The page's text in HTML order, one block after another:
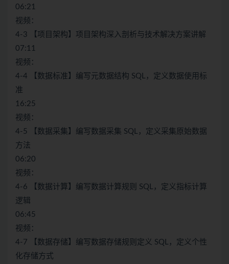
06:21
视频：
4-3 【项目架构】项目架构深入剖析与技术解决方案讲解
07:11
视频：
4-4 【数据标准】编写元数据结构 SQL，定义数据使用标
准
16:25
视频：
4-5 【数据采集】编写数据采集 SQL，定义采集原始数据
方法
06:20
视频：
4-6 【数据计算】编写数据计算规则 SQL，定义指标计算
逻辑
06:45
视频：
4-7 【数据存储】编写数据存储规则定义 SQL，定义个性
化存储方式